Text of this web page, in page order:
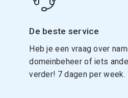
De beste service
Heb je een vraag over
domeinbeheer of iets
verder! 7 dagen per week.